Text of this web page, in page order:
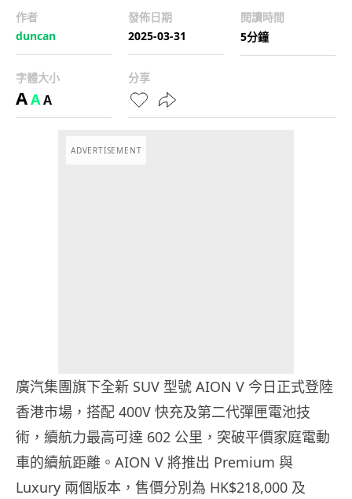
作者
duncan
發佈日期
2025-03-31
閱讀時間
5分鐘
字體大小
AAA
分享
ADVERTISEMENT
廣汽集團旗下全新 SUV 型號 AION V 今日正式登陸
香港市場，搭配 400V 快充及第二代彈匣電池技
術，續航力最高可達 602 公里，突破平價家庭電動
車的續航距離。AION V 將推出 Premium 與
Luxury 兩個版本，售價分別為 HK$218,000 及